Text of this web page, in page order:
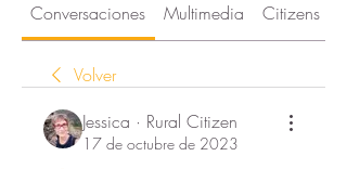
Conversaciones Multimedia Citizens
Volver
Jessica · Rural Citizen
17 de octubre de 2023